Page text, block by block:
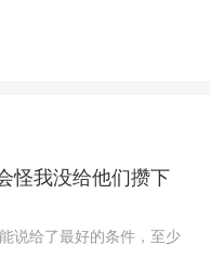
怪我没给他们攒下
说给了最好的条件，至少